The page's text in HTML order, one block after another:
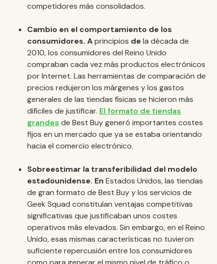
competidores más consolidados.
Cambio en el comportamiento de los
consumidores. Aprincipios de la década de
2010, los consumidores del Reino Unido
compraban cada vez más productos electrónicos
por Internet. Las herramientas de comparación de
precios redujeron los márgenes y los gastos
generales de las tiendas físicas se hicieron más
difíciles de justificar. El formato de tiendas
grandes de Best Buy generó importantes costes
fijos en un mercado que ya se estaba orientando
hacia el comercio electrónico.
Sobreestimar la transferibilidad del modelo
estadounidense. En Estados Unidos, las tiendas
de gran formato de Best Buy y los servicios de
Geek Squad constituían ventajas competitivas
significativas que justificaban unos costes
operativos más elevados. Sin embargo, en el Reino
Unido, esas mismas características no tuvieron
suficiente repercusión entre los consumidores